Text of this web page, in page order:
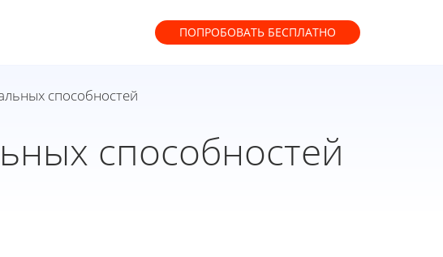
ПОПРОБОВАТЬ БЕСПЛАТНО
способностей
способностей